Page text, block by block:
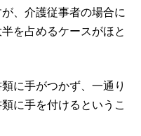
、介護従事者の場合に
を占めるケースがほと
に手がつかず、一通り
に手を付けるというこ